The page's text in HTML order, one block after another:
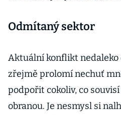
Odmítaný sektor
Aktuální konflikt nedaleko
zřejmě prolomí nechuť
podpořit cokoliv, co
obranou. Je nesmysl si